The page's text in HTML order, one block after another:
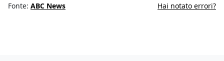
Fonte: ABC News Hai notato errori?